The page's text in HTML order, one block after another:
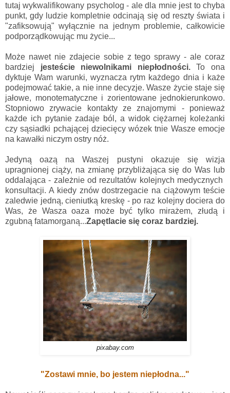
tutaj wykwalifikowany psycholog - ale dla mnie jest to chyba
punkt, gdy ludzie kompletnie odcinają się od reszty świata i
"zafiksowują" wyłącznie na jednym problemie, całkowicie
podporządkowując mu życie...
Może nawet nie zdajecie sobie z tego sprawy - ale coraz
bardziej jesteście niewolnikami niepłodności.To ona
dyktuje Wam warunki, wyznacza rytm każdego dnia i każe
podejmować takie, a nie inne decyzje. Wasze życie staje się
jałowe, monotematyczne i zorientowane jednokierunkowo.
Stopniowo zrywacie kontakty ze znajomymi - ponieważ
każde ich pytanie zadaje ból, a widok ciężarnej koleżanki
czy sąsiadki pchającej dziecięcy wózek tnie Wasze emocje
na kawałki niczym ostry nóż.
Jedyną oazą na Waszej pustyni okazuje się wizja
upragnionej ciąży, na zmianę przybliżająca się do Was lub
oddalająca - zależnie od rezultatów kolejnych medycznych
konsultacji. A kiedy znów dostrzegacie na ciążowym teście
zaledwie jedną, cieniutką kreskę - po raz kolejny dociera do
Was, że Wasza oaza może być tylko mirażem, złudą i
zgubną fatamorganą...Zapętlacie się coraz bardziej.
pixabay.com
"Zostawi mnie, bo jestem niepłodna..."